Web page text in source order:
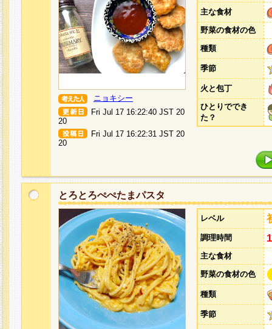
ニョキシー
Fri Jul 17 16:22:40 JST 20
20
Fri Jul 17 16:22:31 JST 20
20
主な食材
野菜の食材の色
種類
季節
火と包丁
ひとりででき
た？
とろとろぺぺたまパスタ
レベル
調理時間
主な食材
野菜の食材の色
種類
季節